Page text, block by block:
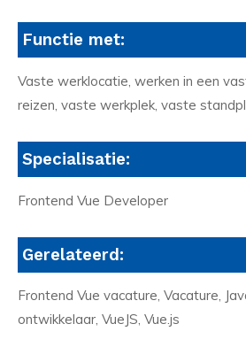
Functie met:
Vaste werklocatie, werken in een
reizen, vaste werkplek, vaste
Specialisatie:
Frontend Vue Developer
Gerelateerd:
Frontend Vue vacature, Vacature,
ontwikkelaar, VueJS, Vue.js